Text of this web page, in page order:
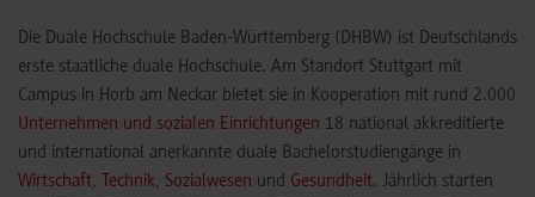
Die Duale Hochschule Baden-Württemberg (DHBW) ist Deutschlands
erste staatliche duale Hochschule. Am Standort Stuttgart mit
Campus in Horb am Neckar bietet sie in Kooperation mit rund 2.000
Unternehmen und sozialen Einrichtungen 18 national akkreditierte
und international anerkannte duale Bachelorstudiengänge in
Wirtschaft, Technik, Sozialwesen und Gesundheit. Jährlich starten